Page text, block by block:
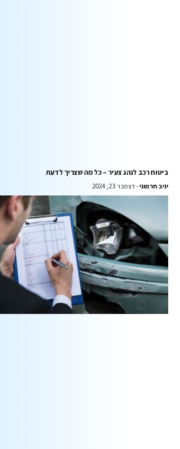
ביטוח רכב לנהג צעיר – כל מה שצריך לדעת
יניב חרמוני דצמבר 23, 2024